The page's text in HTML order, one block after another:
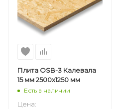
Плита OSB-3 Калевала
15 мм 2500х1250 мм
Есть в наличии
Цена: